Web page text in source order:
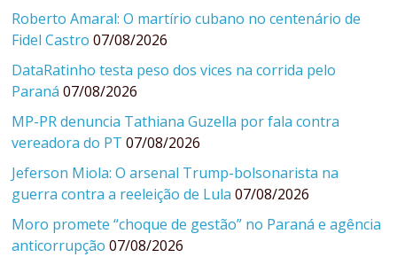
Roberto Amaral: O martírio cubano no centenário de
Fidel Castro 07/08/2026
DataRatinho testa peso dos vices na corrida pelo
Paraná 07/08/2026
MP-PR denuncia Tathiana Guzella por fala contra
vereadora do PT 07/08/2026
Jeferson Miola: O arsenal Trump-bolsonarista na
guerra contra a reeleição de Lula 07/08/2026
Moro promete “choque de gestão” no Paraná e agência
anticorrupção 07/08/2026